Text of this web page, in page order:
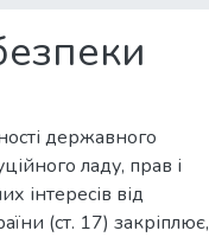
державного
ладу, прав і
інтересів від
(ст. 17) закріплює,